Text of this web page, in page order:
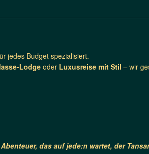
jedes Budget spezialisiert.
Lodgeoder Luxusreise mit Stil – wir
das auf jede:n wartet, der